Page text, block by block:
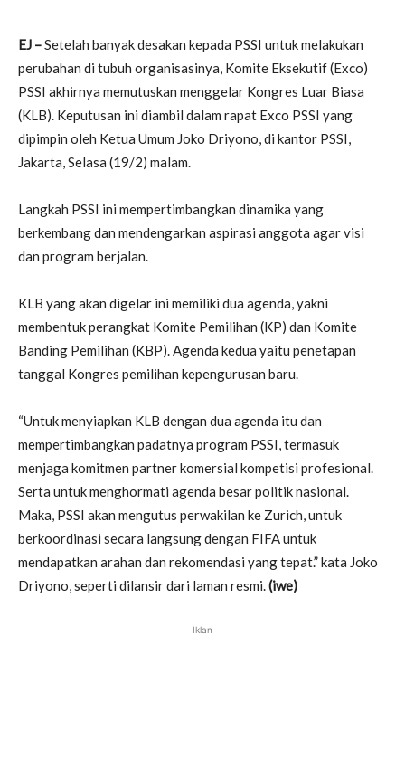
EJ –Setelah banyak desakan kepada PSSI untuk melakukan
perubahan di tubuh organisasinya, Komite Eksekutif (Exco)
PSSI akhirnya memutuskan menggelar Kongres Luar Biasa
(KLB). Keputusan ini diambil dalam rapat Exco PSSI yang
dipimpin oleh Ketua Umum Joko Driyono, di kantor PSSI,
Jakarta, Selasa (19/2) malam.
Langkah PSSI ini mempertimbangkan dinamika yang
berkembang dan mendengarkan aspirasi anggota agar visi
dan program berjalan.
KLB yang akan digelar ini memiliki dua agenda, yakni
membentuk perangkat Komite Pemilihan (KP) dan Komite
Banding Pemilihan (KBP). Agenda kedua yaitu penetapan
tanggal Kongres pemilihan kepengurusan baru.
“Untuk menyiapkan KLB dengan dua agenda itu dan
mempertimbangkan padatnya program PSSI, termasuk
menjaga komitmen partner komersial kompetisi profesional.
Serta untuk menghormati agenda besar politik nasional.
Maka, PSSI akan mengutus perwakilan ke Zurich, untuk
berkoordinasi secara langsung dengan FIFA untuk
mendapatkan arahan dan rekomendasi yang tepat.” kata Joko
Driyono, seperti dilansir dari laman resmi. (iwe)
Iklan